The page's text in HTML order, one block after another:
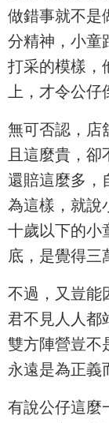
做錯事就不是
分精神，小童
打采的模樣，
上，才令公
無可否認，店
且這麼貴，卻
還賠這麼多，
為這樣，就說
十歲以下的小
底，是覺得三
不過，又豈能
君不見人人都
雙方陣營豈不
永遠是為正義
有說公仔這麼